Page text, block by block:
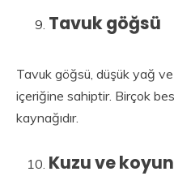
Tavuk göğsü
Tavuk göğsü, düşük yağ
içeriğine sahiptir. Birçok
kaynağıdır.
Kuzu ve